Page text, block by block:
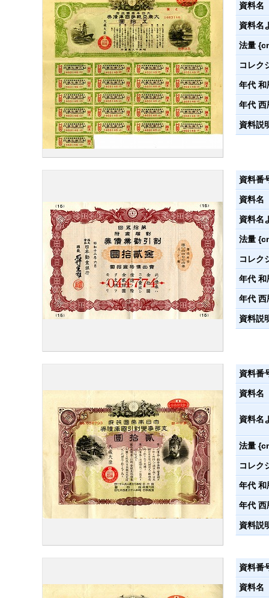
資料名
資料名
法量
コレク
年代 和
年代 西
資料説
資料番
資料名
資料名
法量
コレク
年代 和
年代 西
資料説
資料番
資料名
資料名
法量
コレク
年代 和
年代 西
資料説
資料番
資料名